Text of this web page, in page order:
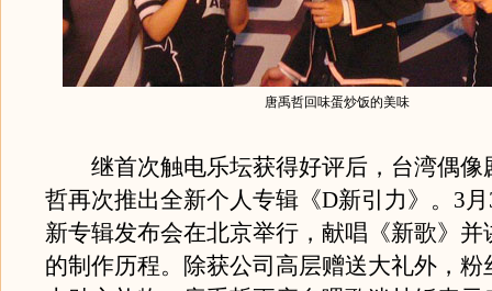
唐禹哲回味蛋炒饭的美味
继首次触电乐坛获得好评后，台湾偶像
哲再次推出全新个人专辑《D新引力》。3
新专辑发布会在北京举行，献唱《新歌》并
的制作历程。除获公司高层赠送大礼外，粉